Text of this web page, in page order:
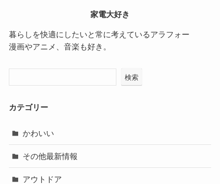
家電大好き
暮らしを快適にしたいと常に考えているアラフォー
漫画やアニメ、音楽も好き。
検索
カテゴリー
かわいい
その他最新情報
アウトドア